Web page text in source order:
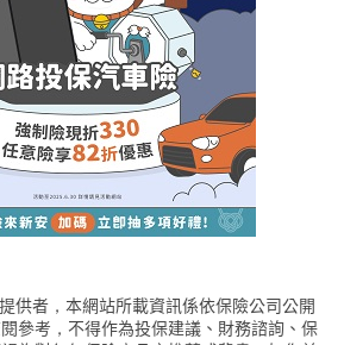
供者，本網站所載資訊係依保險公司公開
參考，不得作為投保建議、財務諮詢、保